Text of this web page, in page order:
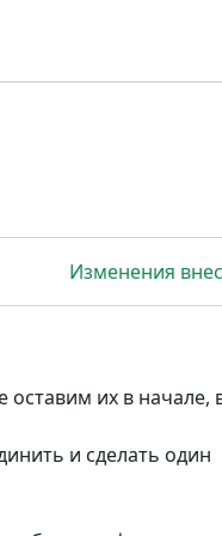
Изменения
их в начале,
и сделать один